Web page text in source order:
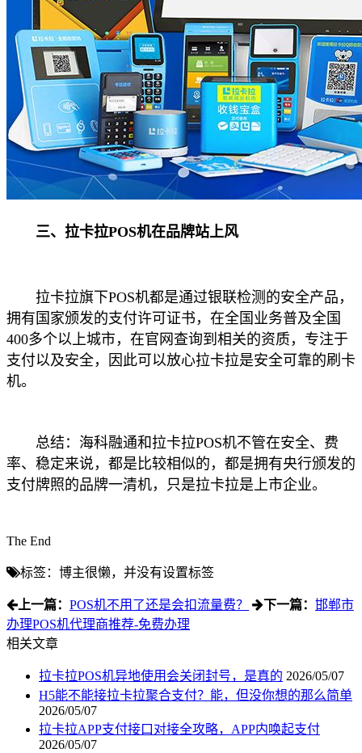
三、拉卡拉POS机在品牌站上风
拉卡拉旗下POS机都是通过银联检测的安全产品，
拥有国家颁发的支付许可证书，在全国业务普及全国
400多个以上城市，在官网查询到相关的资质，专注于
支付以及安全，因此可以放心拉卡拉是安全可靠的刷卡
机。
总结：海科融通和拉卡拉POS机不管在安全、费
率、稳定来说，都是比较相似的，都是拥有央行颁发的
支付牌照的品牌一清机，只是拉卡拉是上市企业。
The End
标签：博主很懒，并没有设置标签
上一篇： POS机不用了还是会扣流量费？ 下一篇： 邯郸市
办理POS机代理商推荐-免费办理
相关文章
拉卡拉POS机异地使用会关闭封号，是真的 2026/05/07
H5能不能接拉卡拉聚合支付？能，但没你想的那么简单
2026/05/07
拉卡拉APP支付接口对接全攻略，APP内唤起支付
2026/05/07